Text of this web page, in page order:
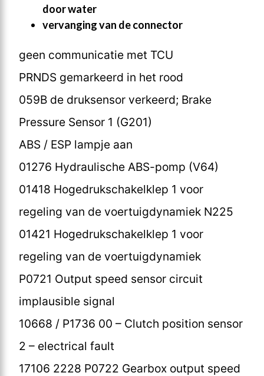
door water
vervanging van de connector
geen communicatie met TCU
PRNDS gemarkeerd in het rood
059B de druksensor verkeerd; Brake
Pressure Sensor 1 (G201)
ABS / ESP lampje aan
01276 Hydraulische ABS-pomp (V64)
01418 Hogedrukschakelklep 1 voor
regeling van de voertuigdynamiek N225
01421 Hogedrukschakelklep 1 voor
regeling van de voertuigdynamiek
P0721 Output speed sensor circuit
implausible signal
10668 / P1736 00 – Clutch position sensor
2 – electrical fault
17106 2228 P0722 Gearbox output speed